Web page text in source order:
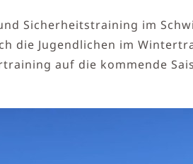
Sicherheitstraining im
die Jugendlichen im
auf die kommende